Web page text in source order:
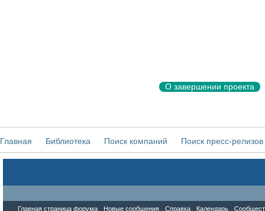
О завершении проекта
Главная Библиотека Поиск компаний Поиск пресс-релизов
Главная страница форума Новые сообщения Справка Календарь